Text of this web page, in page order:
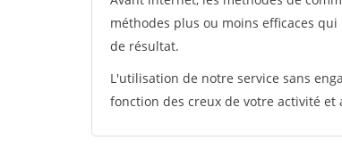
méthodes plus ou moins efficaces
de résultat.
L'utilisation de notre service sans
fonction des creux de votre activité